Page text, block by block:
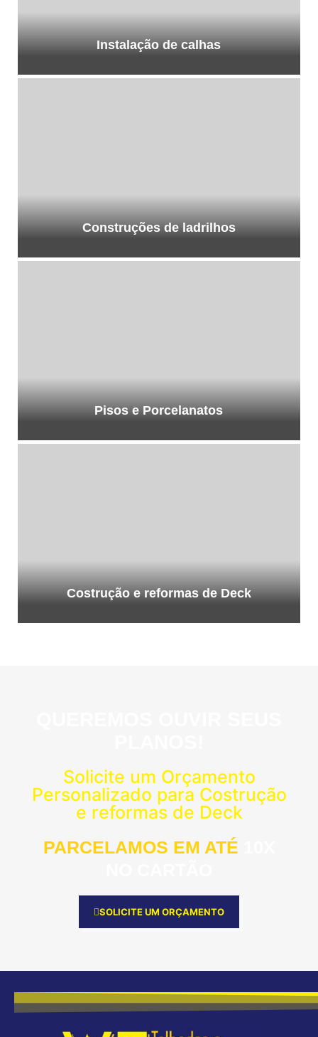
Instalação de calhas
Construções de ladrilhos
Pisos e Porcelanatos
Costrução e reformas de Deck
Solicite um Orçamento
Personalizado para Costrução
e reformas de Deck
PARCELAMOS EM ATÉ
SOLICITE UM ORÇAMENTO